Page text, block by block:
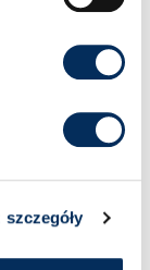
szczegóły